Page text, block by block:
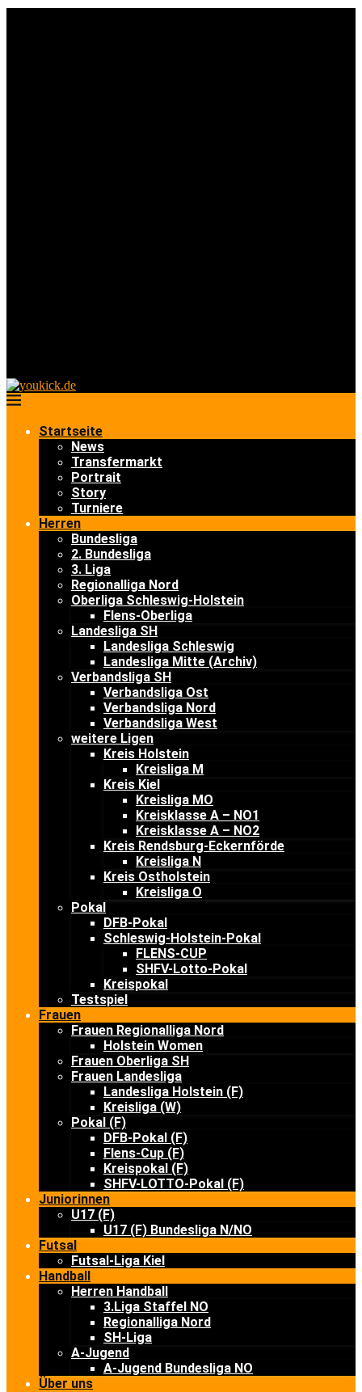
Startseite
News
Transfermarkt
Portrait
Story
Turniere
Herren
Bundesliga
2. Bundesliga
3. Liga
Regionalliga Nord
Oberliga Schleswig-Holstein
Flens-Oberliga
Landesliga SH
Landesliga Schleswig
Landesliga Mitte (Archiv)
Verbandsliga SH
Verbandsliga Ost
Verbandsliga Nord
Verbandsliga West
weitere Ligen
Kreis Holstein
Kreisliga M
Kreis Kiel
Kreisliga MO
Kreisklasse A – NO1
Kreisklasse A – NO2
Kreis Rendsburg-Eckernförde
Kreisliga N
Kreis Ostholstein
Kreisliga O
Pokal
DFB-Pokal
Schleswig-Holstein-Pokal
FLENS-CUP
SHFV-Lotto-Pokal
Kreispokal
Testspiel
Frauen
Frauen Regionalliga Nord
Holstein Women
Frauen Oberliga SH
Frauen Landesliga
Landesliga Holstein (F)
Kreisliga (W)
Pokal (F)
DFB-Pokal (F)
Flens-Cup (F)
Kreispokal (F)
SHFV-LOTTO-Pokal (F)
Juniorinnen
U17 (F)
U17 (F) Bundesliga N/NO
Futsal
Futsal-Liga Kiel
Handball
Herren Handball
3.Liga Staffel NO
Regionalliga Nord
SH-Liga
A-Jugend
A-Jugend Bundesliga NO
Über uns